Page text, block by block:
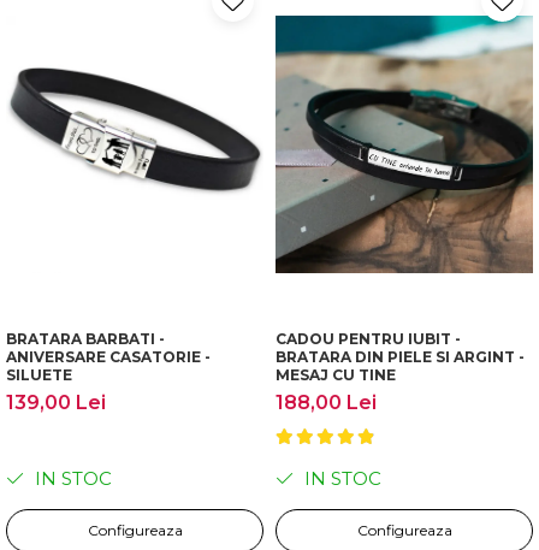
BRATARA BARBATI -
ANIVERSARE CASATORIE -
SILUETE
139,00 Lei
IN STOC
Configureaza
CADOU PENTRU IUBIT -
BRATARA DIN PIELE SI ARGINT -
MESAJ CU TINE
188,00 Lei
IN STOC
Configureaza